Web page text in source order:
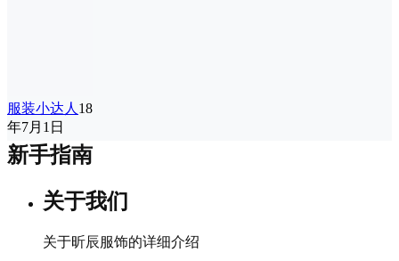
服装小达人 18
年7月1日
新手指南
关于我们
关于昕辰服饰的详细介绍